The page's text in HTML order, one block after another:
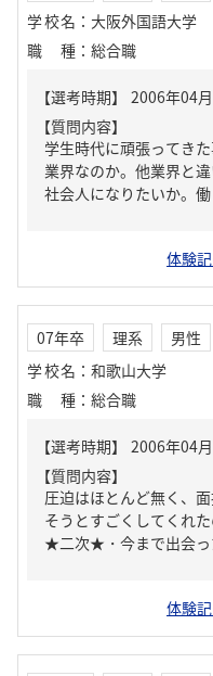
学校名 ： 大阪外国語大学
職種 ： 総合職
【質問内容】
学生時代に頑張ってき
業界なのか。他業界と
社会人になりたいか。
体験
07年卒 理系
男性
学校名 ： 和歌山大学
職種 ： 総合職
【質問内容】
圧迫はほとんど無く、
そうとすごくしてくれ
★二次★・今まで出会っ
体験